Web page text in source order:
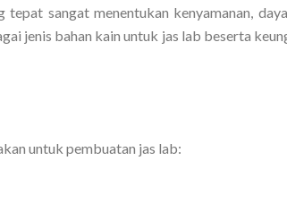
sangat menentukan kenyamanan,
jenis bahan kain untuk jas lab beserta
untuk pembuatan jas lab: